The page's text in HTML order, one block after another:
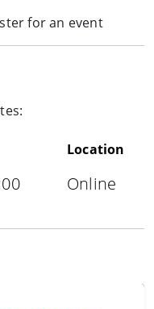
for an event
Location
Online